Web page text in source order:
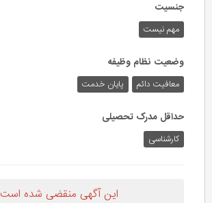
جنسیت
مهم نیست
وضعیت نظام وظیفه
معافیت دائم پایان خدمت
حداقل مدرک تحصیلی
کارشناسی
این آگهی منقضی شده است